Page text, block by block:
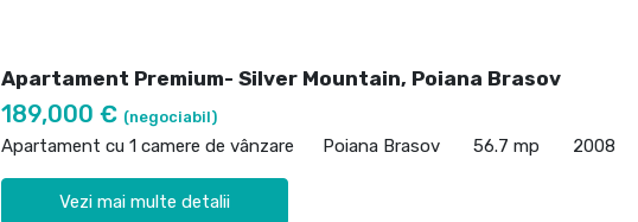
Apartament Premium- Silver Mountain, Poiana Brasov
189,000 € (negociabil)
Apartament cu 1 camere de vânzare Poiana Brasov 56.7 mp 2008
Vezi mai multe detalii